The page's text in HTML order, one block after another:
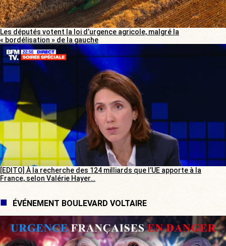
Les députés votent la loi d’urgence agricole, malgré la
« bordélisation » de la gauche
[EDITO] À la recherche des 124 milliards que l’UE apporte à la
France, selon Valérie Hayer…
ÉVÉNEMENT BOULEVARD VOLTAIRE